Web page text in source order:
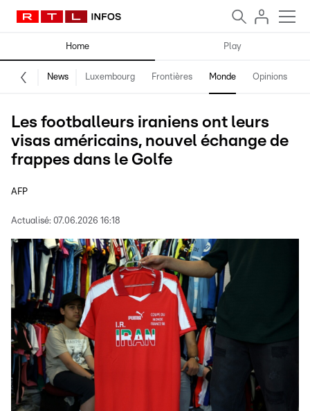
Home Play
News Luxembourg Frontières Monde Opinions
Les footballeurs iraniens ont leurs
visas américains, nouvel échange de
frappes dans le Golfe
AFP
Actualisé: 07.06.2026 16:18